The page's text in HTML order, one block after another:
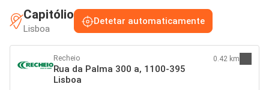
Capitólio
Lisboa
Detetar automaticamente
Recheio
Rua da Palma 300 a, 1100-395
Lisboa
0.42 km